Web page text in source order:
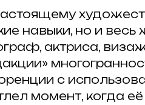
навыки, но и весь
актриса,
с
момент, когда